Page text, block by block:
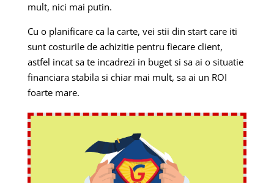
mult, nici mai putin.
Cu o planificare ca la carte, vei stii din start care iti
sunt costurile de achizitie pentru fiecare client,
astfel incat sa te incadrezi in buget si sa ai o situatie
financiara stabila si chiar mai mult, sa ai un ROI
foarte mare.